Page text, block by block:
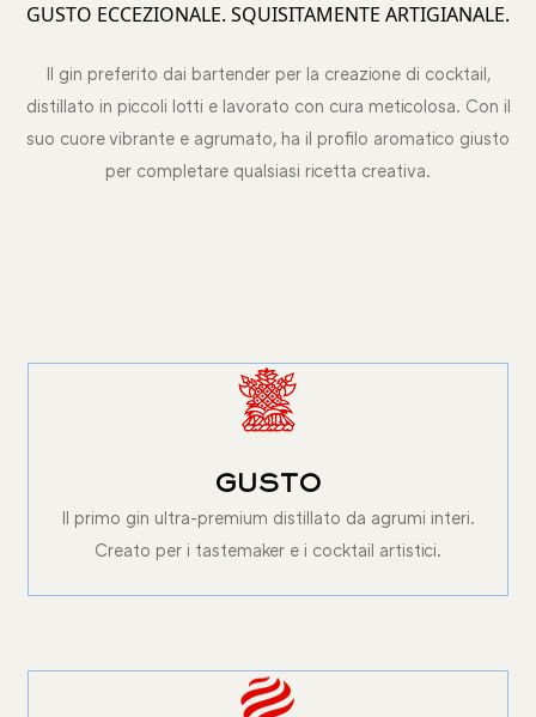
GUSTO ECCEZIONALE. SQUISITAMENTE ARTIGIANALE.
Il gin preferito dai bartender per la creazione di cocktail,
distillato in piccoli lotti e lavorato con cura meticolosa. Con il
suo cuore vibrante e agrumato, ha il profilo aromatico giusto
per completare qualsiasi ricetta creativa.
GUSTO
Il primo gin ultra-premium distillato da agrumi interi.
Creato per i tastemaker e i cocktail artistici.